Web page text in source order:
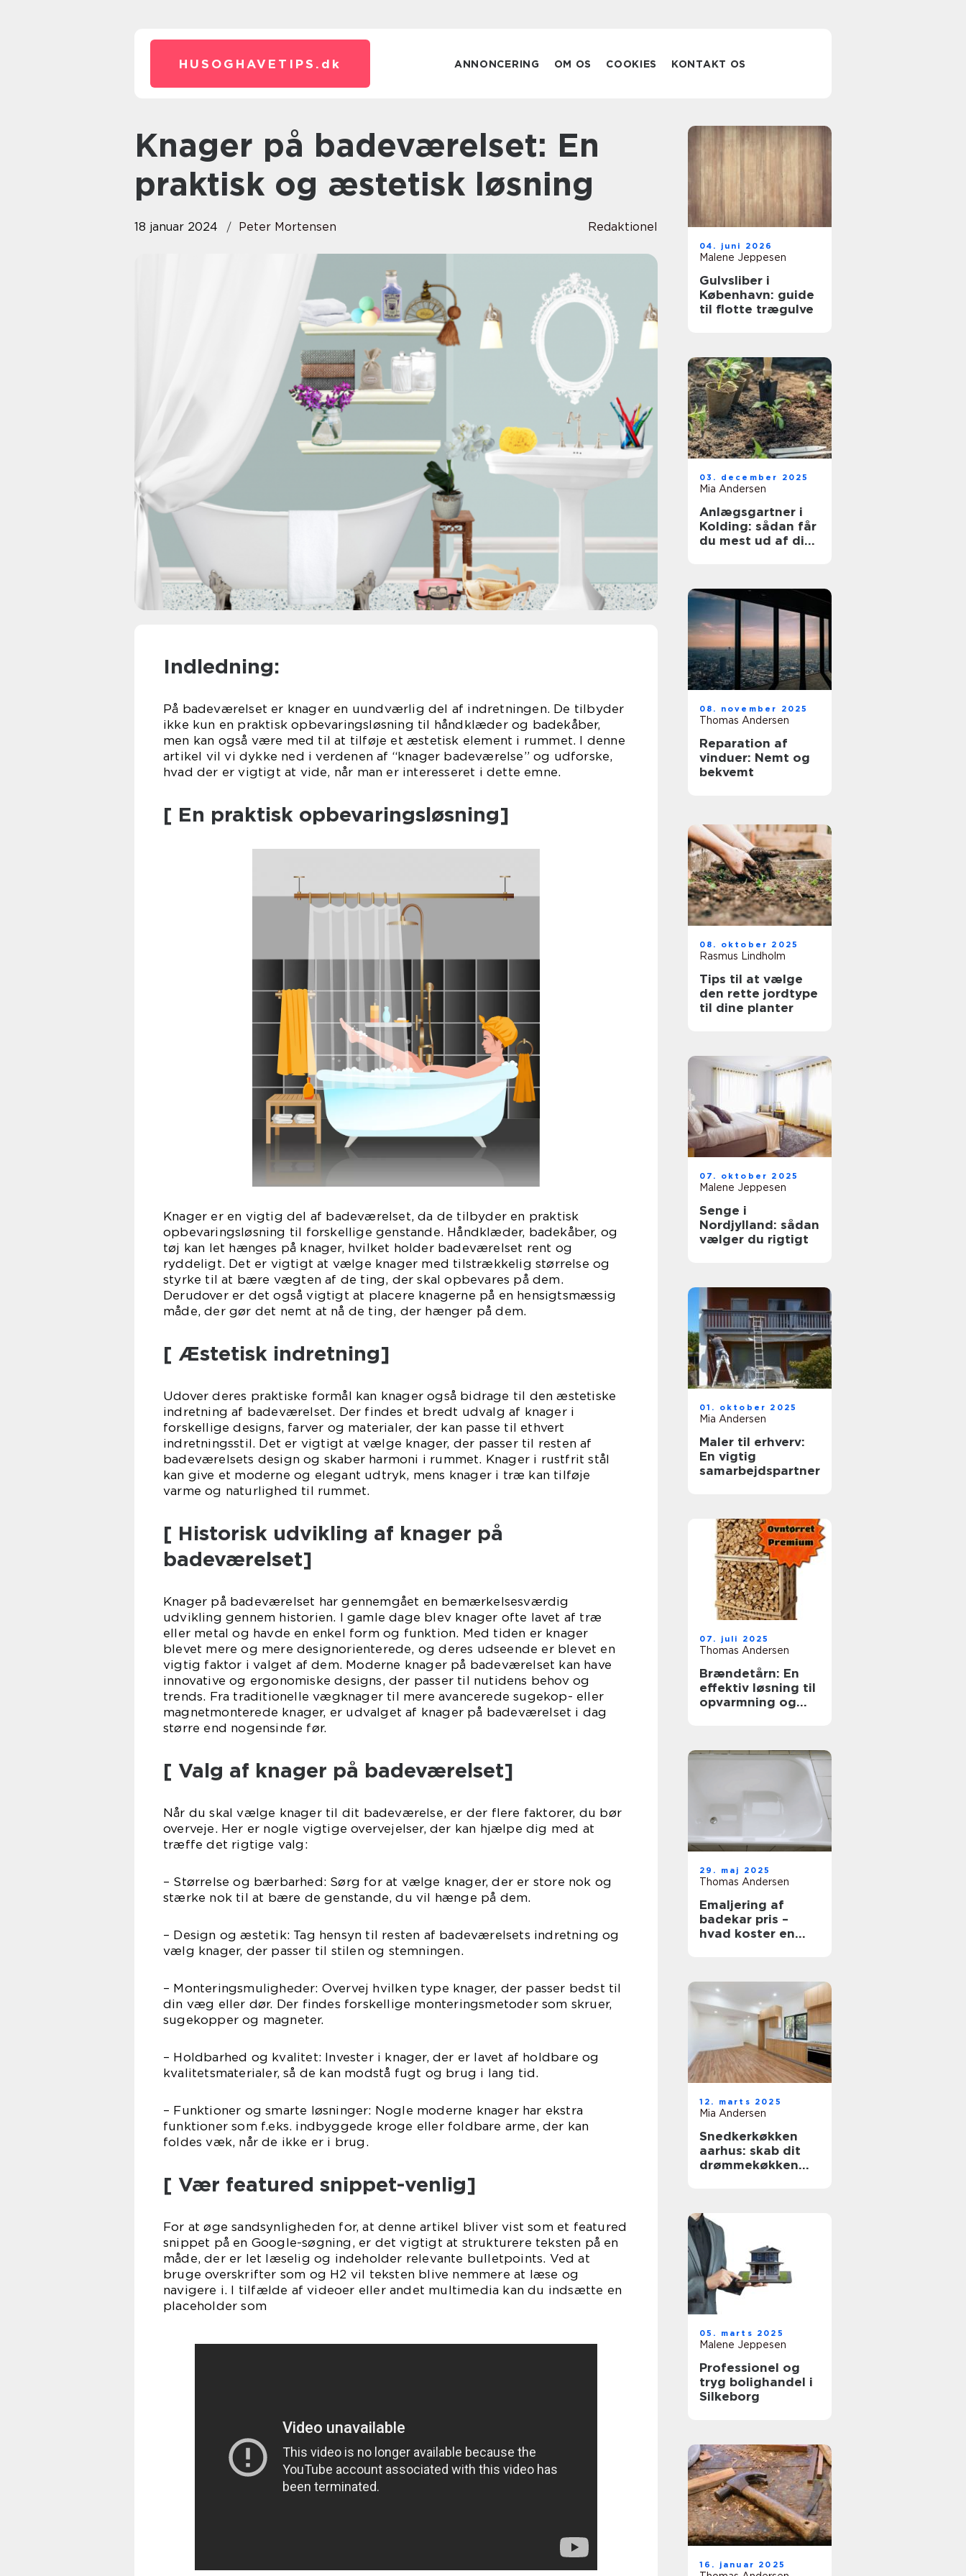
HUSOGHAVETIPS. dk ANNONCERING OM OS COOKIES KONTAKT OS
Knager på badeværelset: En
praktisk og æstetisk løsning
18 januar 2024 Peter Mortensen Redaktionel
Indledning:
På badeværelset er knager en uundværlig del af indretningen. De tilbyder
ikke kun en praktisk opbevaringsløsning til håndklæder og badekåber,
men kan også være med til at tilføje et æstetisk element i rummet. I denne
artikel vil vi dykke ned i verdenen af “knager badeværelse” og udforske,
hvad der er vigtigt at vide, når man er interesseret i dette emne.
[ En praktisk opbevaringsløsning]
Knager er en vigtig del af badeværelset, da de tilbyder en praktisk
opbevaringsløsning til forskellige genstande. Håndklæder, badekåber, og
tøj kan let hænges på knager, hvilket holder badeværelset rent og
ryddeligt. Det er vigtigt at vælge knager med tilstrækkelig størrelse og
styrke til at bære vægten af de ting, der skal opbevares på dem.
Derudover er det også vigtigt at placere knagerne på en hensigtsmæssig
måde, der gør det nemt at nå de ting, der hænger på dem.
[ Æstetisk indretning]
Udover deres praktiske formål kan knager også bidrage til den æstetiske
indretning af badeværelset. Der findes et bredt udvalg af knager i
forskellige designs, farver og materialer, der kan passe til ethvert
indretningsstil. Det er vigtigt at vælge knager, der passer til resten af
badeværelsets design og skaber harmoni i rummet. Knager i rustfrit stål
kan give et moderne og elegant udtryk, mens knager i træ kan tilføje
varme og naturlighed til rummet.
[ Historisk udvikling af knager på
badeværelset]
Knager på badeværelset har gennemgået en bemærkelsesværdig
udvikling gennem historien. I gamle dage blev knager ofte lavet af træ
eller metal og havde en enkel form og funktion. Med tiden er knager
blevet mere og mere designorienterede, og deres udseende er blevet en
vigtig faktor i valget af dem. Moderne knager på badeværelset kan have
innovative og ergonomiske designs, der passer til nutidens behov og
trends. Fra traditionelle vægknager til mere avancerede sugekop- eller
magnetmonterede knager, er udvalget af knager på badeværelset i dag
større end nogensinde før.
[ Valg af knager på badeværelset]
Når du skal vælge knager til dit badeværelse, er der flere faktorer, du bør
overveje. Her er nogle vigtige overvejelser, der kan hjælpe dig med at
træffe det rigtige valg:
– Størrelse og bærbarhed: Sørg for at vælge knager, der er store nok og
stærke nok til at bære de genstande, du vil hænge på dem.
– Design og æstetik: Tag hensyn til resten af badeværelsets indretning og
vælg knager, der passer til stilen og stemningen.
– Monteringsmuligheder: Overvej hvilken type knager, der passer bedst til
din væg eller dør. Der findes forskellige monteringsmetoder som skruer,
sugekopper og magneter.
– Holdbarhed og kvalitet: Invester i knager, der er lavet af holdbare og
kvalitetsmaterialer, så de kan modstå fugt og brug i lang tid.
– Funktioner og smarte løsninger: Nogle moderne knager har ekstra
funktioner som f.eks. indbyggede kroge eller foldbare arme, der kan
foldes væk, når de ikke er i brug.
[ Vær featured snippet-venlig]
For at øge sandsynligheden for, at denne artikel bliver vist som et featured
snippet på en Google-søgning, er det vigtigt at strukturere teksten på en
måde, der er let læselig og indeholder relevante bulletpoints. Ved at
bruge overskrifter som og H2 vil teksten blive nemmere at læse og
navigere i. I tilfælde af videoer eller andet multimedia kan du indsætte en
placeholder som
04. juni 2026
Malene Jeppesen
Gulvsliber i
København: guide
til flotte trægulve
03. december 2025
Mia Andersen
Anlægsgartner i
Kolding: sådan får
du mest ud af dit
08. november 2025
Thomas Andersen
Reparation af
vinduer: Nemt og
bekvemt
08. oktober 2025
Rasmus Lindholm
Tips til at vælge
den rette jordtype
til dine planter
07. oktober 2025
Malene Jeppesen
Senge i
Nordjylland: sådan
vælger du rigtigt
01. oktober 2025
Mia Andersen
Maler til erhverv:
En vigtig
samarbejdspartner
07. juli 2025
Thomas Andersen
Brændetårn: En
effektiv løsning til
opvarmning og
29. maj 2025
Thomas Andersen
Emaljering af
badekar pris –
hvad koster en
12. marts 2025
Mia Andersen
Snedkerkøkken
aarhus: skab dit
drømmekøkken
05. marts 2025
Malene Jeppesen
Professionel og
tryg bolighandel i
Silkeborg
16. januar 2025